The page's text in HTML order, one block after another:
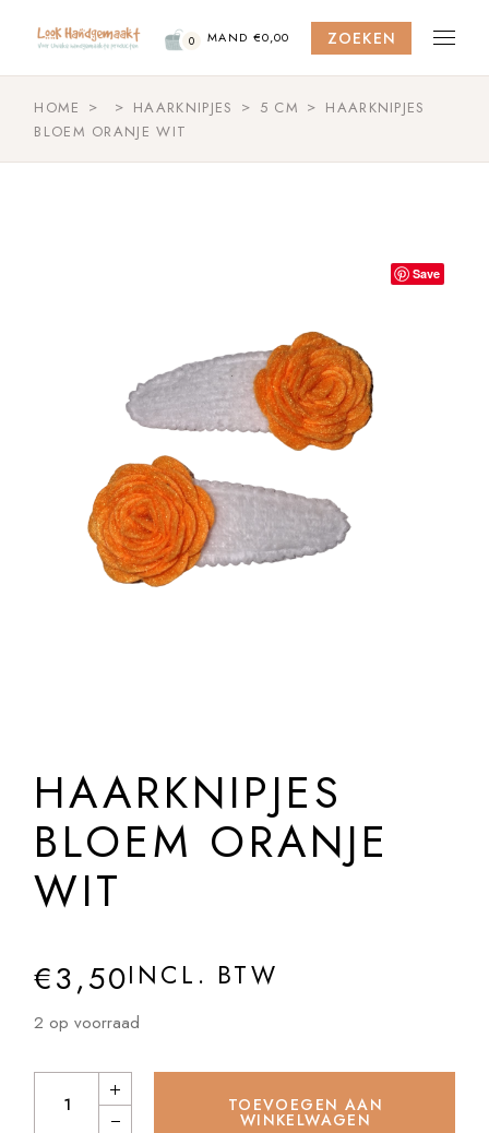
content
0 MAND €0,00 ZOEKEN
HOME HAARKNIPJES 5 CM
HAARKNIPJES
BLOEM ORANJE WIT
Save
HAARKNIPJES
BLOEM ORANJE
WIT
€3,50INCL. BTW
2 op voorraad
Haarknipjes Bloem Oranje wit quantity
TOEVOEGEN AAN
WINKELWAGEN